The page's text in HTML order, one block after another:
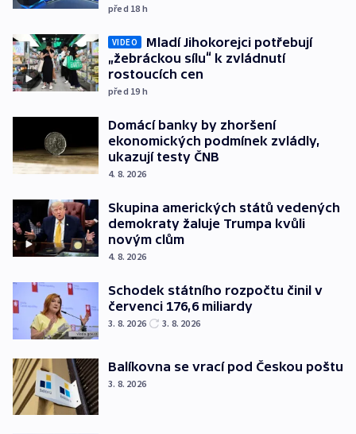
před 18 h
VIDEO
Mladí Jihokorejci potřebují
„žebráckou sílu“ k zvládnutí
rostoucích cen
před 19 h
Domácí banky by zhoršení
ekonomických podmínek zvládly,
ukazují testy ČNB
4. 8. 2026
Skupina amerických států vedených
demokraty žaluje Trumpa kvůli
novým clům
4. 8. 2026
Schodek státního rozpočtu činil v
červenci 176,6 miliardy
3. 8. 2026 3. 8. 2026
Balíkovna se vrací pod Českou poštu
3. 8. 2026